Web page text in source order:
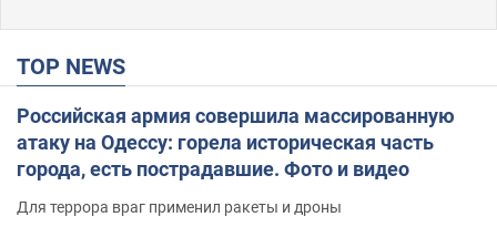
TOP NEWS
Российская армия совершила массированную
атаку на Одессу: горела историческая часть
города, есть пострадавшие. Фото и видео
Для террора враг применил ракеты и дроны